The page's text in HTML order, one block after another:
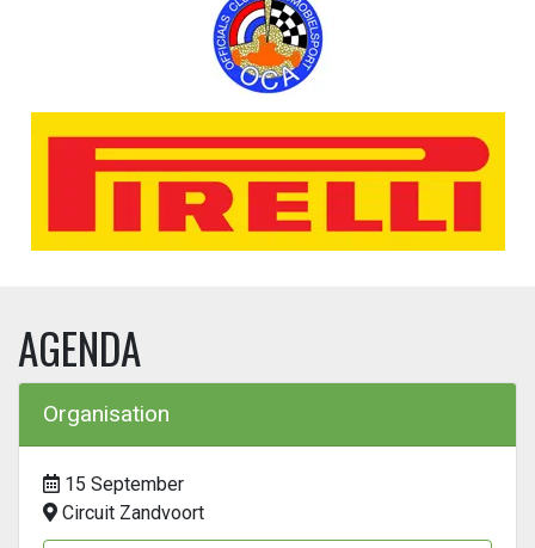
AGENDA
Organisation
15 September
Circuit Zandvoort